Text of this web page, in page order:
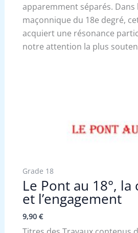
apparemment séparés. Dans
maçonnique du 18e degré,
acquiert une résonance
notre attention la plus
Grade 18
Le Pont au 18°,
et l’engagement
9,90 €